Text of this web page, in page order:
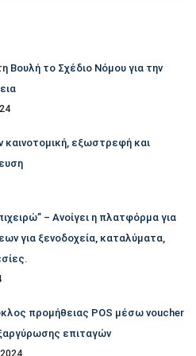
Βουλή το Σχέδιο Νόμου για την
εξωστρεφή και
– Ανοίγει η πλατφόρμα για
για ξενοδοχεία, καταλύματα,
προμήθειας POS μέσω voucher
επιταγών